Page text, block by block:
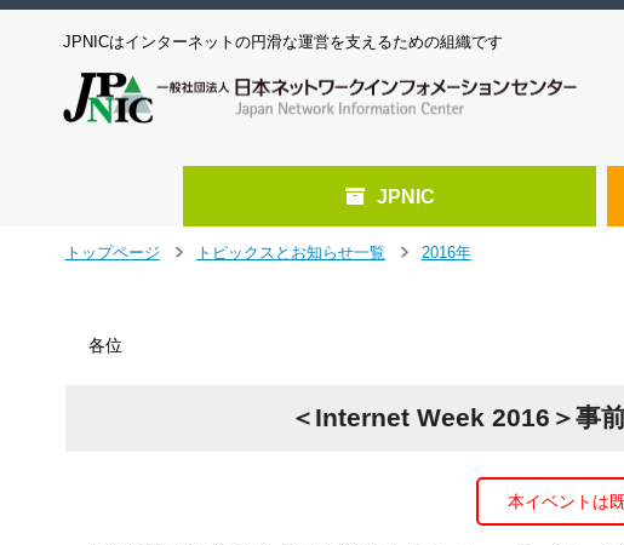
JPNICはインターネットの円滑な運営を支えるための組織です
JPNIC
トップページ
トピックスとお知らせ一覧
2016年
各位
＜Internet Week 2016＞事
本イベントは